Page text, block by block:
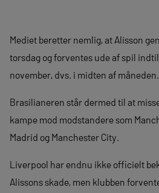
Mediet beretter nemlig, at Alisson
torsdag og forventes ude af spil
november, dvs. i midten af måneden.
Brasilianeren står dermed til at
kampe mod modstandere som
Madrid og Manchester City.
Liverpool har endnu ikke officielt
Alissons skade, men klubben